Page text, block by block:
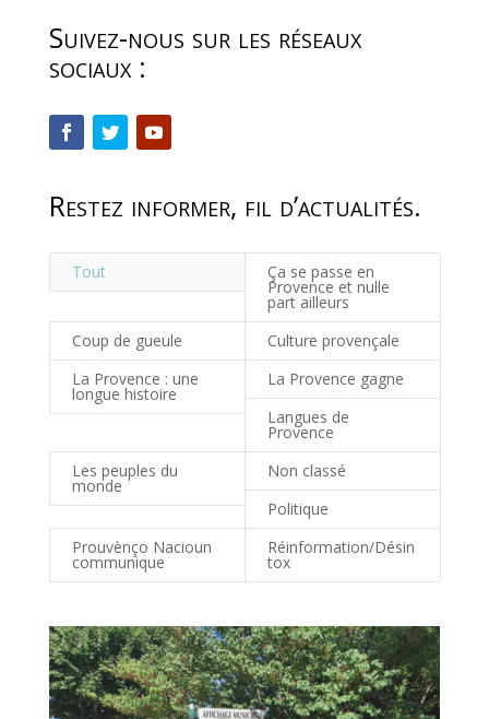
Suivez-nous sur les réseaux
sociaux :
Restez informer, fil d’actualités.
Tout Ça se passe en
Provence et nulle
part ailleurs
Coup de gueule
Culture provençale
La Provence : une
longue histoire
La Provence gagne
Langues de
Provence
Les peuples du
monde
Non classé
Politique
Prouvènço Nacioun
communique
Réinformation/Désin
tox